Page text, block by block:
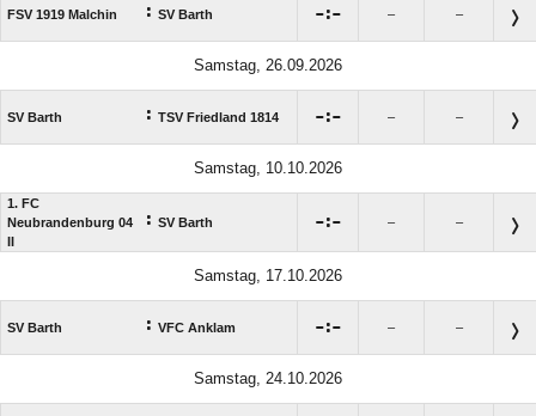
FSV 1919 Malchin : SV Barth : – –
Samstag, 26.09.2026
SV Barth : TSV Friedland 1814 : – –
Samstag, 10.10.2026
1. FC
Neubrandenburg 04
II
: SV Barth : – –
Samstag, 17.10.2026
SV Barth : VFC Anklam : – –
Samstag, 24.10.2026